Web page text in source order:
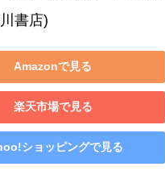
書店)
Amazonで見る
楽天市場で見る
ショッピングで見る